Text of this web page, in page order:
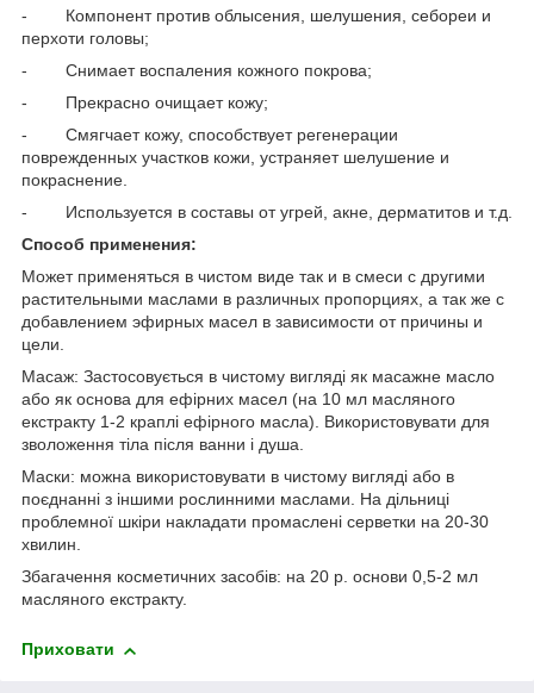
- Компонент против облысения, шелушения, себореи и
перхоти головы;
- Снимает воспаления кожного покрова;
- Прекрасно очищает кожу;
- Смягчает кожу, способствует регенерации
поврежденных участков кожи, устраняет шелушение и
покраснение.
- Используется в составы от угрей, акне, дерматитов и т.д.
Способ применения:
Может применяться в чистом виде так и в смеси с другими
растительными маслами в различных пропорциях, а так же с
добавлением эфирных масел в зависимости от причины и
цели.
Масаж: Застосовується в чистому вигляді як масажне масло
або як основа для ефірних масел (на 10 мл масляного
екстракту 1-2 краплі ефірного масла). Використовувати для
зволоження тіла після ванни і душа.
Маски: можна використовувати в чистому вигляді або в
поєднанні з іншими рослинними маслами. На дільниці
проблемної шкіри накладати промаслені серветки на 20-30
хвилин.
Збагачення косметичних засобів: на 20 р. основи 0,5-2 мл
масляного екстракту.
Приховати